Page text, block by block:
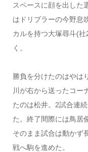
スペースに顔を出した
はドリブラーの今野息
カルを持つ大塚尋斗(
く。
勝負を分けたのはやは
川が右から送ったコー
たのは松井。2試合連
た。終了間際には鳥居
そのまま試合は動かず
戦へ駒を進めた。